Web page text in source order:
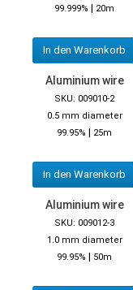
99.999% | 20m
In den Warenkorb
Aluminium wire
SKU: 009010-2
0.5 mm diameter
99.95% | 25m
In den Warenkorb
Aluminium wire
SKU: 009012-3
1.0 mm diameter
99.95% | 50m